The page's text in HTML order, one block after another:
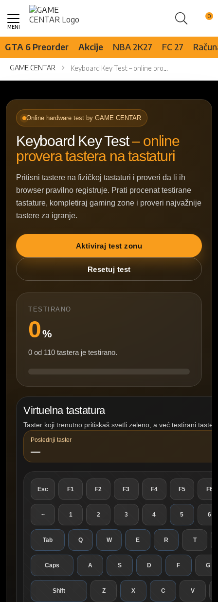
Pretraži
Skip
Content
GTA 6 Preorder Akcije NBA 2K27 FC 27
GAME CENTAR Keyboard Key Test – online provera tastera na tastaturi
Online hardware test by GAME CENTAR
Keyboard Key Test– online
provera tastera na tastaturi
Pritisni tastere na fizičkoj tastaturi i proveri da li ih
browser pravilno registruje. Prati procenat testirane
tastature, kompletiraj gaming zone i proveri najvažnije
tastere za igranje.
Aktiviraj test zonu
Resetuj test
TESTIRANO
0 %
0 od 110 tastera je testirano.
Virtuelna tastatura
Taster koji trenutno pritiskaš svetli zeleno, a već testirani
Poslednji taster
—
Esc F1 F2 F3 F4 F5 F6
~ 1 2 3 4 5 6
Tab Q W E R T
Caps A S D F G
Shift Z X C V